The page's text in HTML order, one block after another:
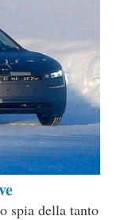
spia della tanto